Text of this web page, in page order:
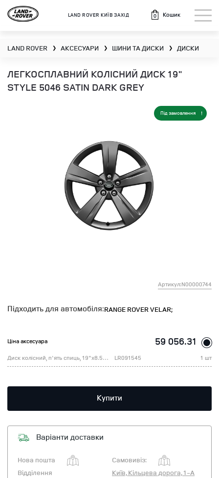
LAND ROVER КИЇВ ЗАХІД 0 Кошик
LAND ROVER ❯ АКСЕСУАРИ ❯ ШИНИ ТА ДИСКИ ❯ ДИСКИ
ЛЕГКОСПЛАВНИЙ КОЛІСНИЙ ДИСК 19"
STYLE 5046 SATIN DARK GREY
Під замовлення
Артикул:N00000744
Підходить для автомобіля:RANGE ROVER VELAR;
Ціна аксесуара 59 056.31
Диск колісний, п'ять спиць, 19"х8.5 Inkognito Satin Dark Grey, (Н1) LR091545 1 шт
Купити
Варіанти доставки
Нова пошта
Самовивіз:
Відділення
Київ, Кільцева дорога, 1-А